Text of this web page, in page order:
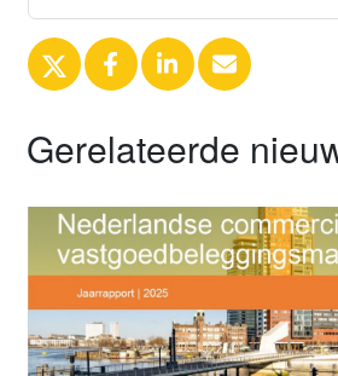
Gerelateerde